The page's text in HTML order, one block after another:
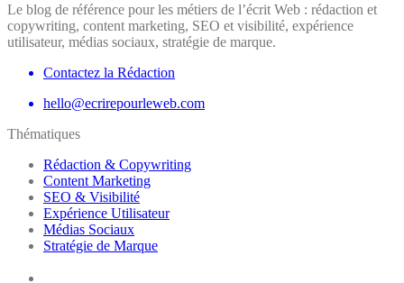
Le blog de référence pour les métiers de l’écrit Web : rédaction et
copywriting, content marketing, SEO et visibilité, expérience
utilisateur, médias sociaux, stratégie de marque.
Contactez la Rédaction
hello@ecrirepourleweb.com
Thématiques
Rédaction & Copywriting
Content Marketing
SEO & Visibilité
Expérience Utilisateur
Médias Sociaux
Stratégie de Marque